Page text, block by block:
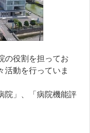
の役割を担ってお
活動を行っていま
院」、「病院機能評